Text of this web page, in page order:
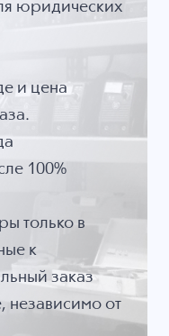
юридических
и цена
100%
только в
к
заказ
независимо от